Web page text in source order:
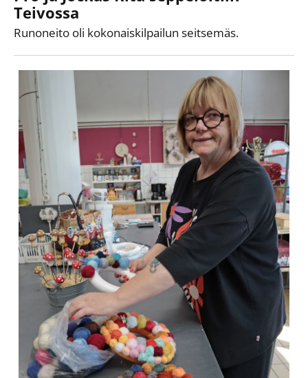
Teivossa
Runoneito oli kokonaiskilpailun seitsemäs.